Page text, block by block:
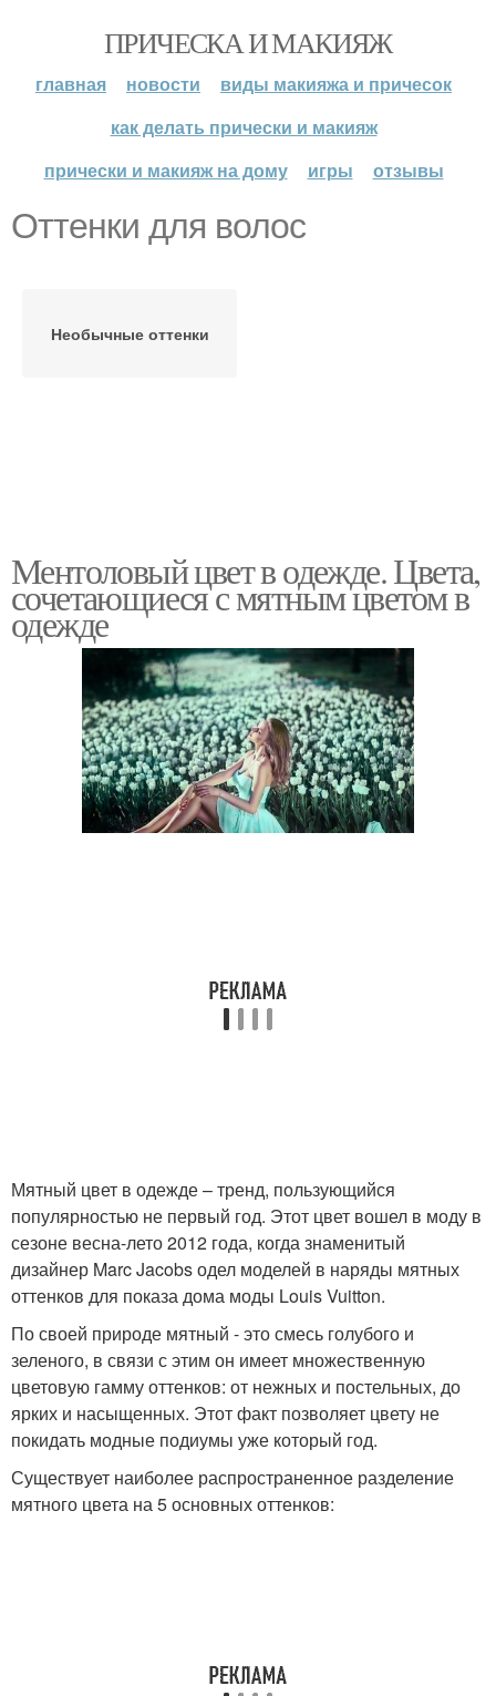
ПРИЧЕСКА И МАКИЯЖ
главная новости
виды макияжа и причесок
как делать прически и макияж
прически и макияж на дому
игры отзывы
Оттенки для волос
Необычные оттенки
Ментоловый цвет в одежде. Цвета,
сочетающиеся с мятным цветом в
одежде
Мятный цвет в одежде – тренд, пользующийся
популярностью не первый год. Этот цвет вошел в моду в
сезоне весна-лето 2012 года, когда знаменитый
дизайнер Marc Jacobs одел моделей в наряды мятных
оттенков для показа дома моды Louis Vuitton.
По своей природе мятный - это смесь голубого и
зеленого, в связи с этим он имеет множественную
цветовую гамму оттенков: от нежных и постельных, до
ярких и насыщенных. Этот факт позволяет цвету не
покидать модные подиумы уже который год.
Существует наиболее распространенное разделение
мятного цвета на 5 основных оттенков: